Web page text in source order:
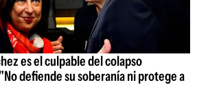
es el culpable del colapso
defiende su soberanía ni protege a